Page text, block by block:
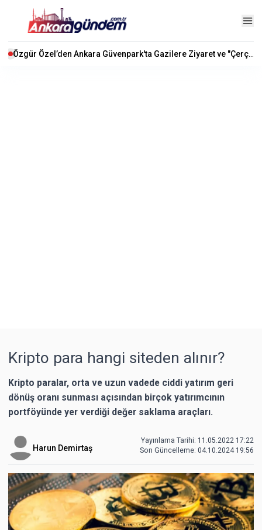
Kripto para hangi siteden alınır?
Kripto paralar, orta ve uzun vadede ciddi yatırım geri
dönüş oranı sunması açısından birçok yatırımcının
portföyünde yer verdiği değer saklama araçları.
Harun Demirtaş
Yayınlama Tarihi: 11.05.2022 17:22
Son Güncelleme: 04.10.2024 19:56